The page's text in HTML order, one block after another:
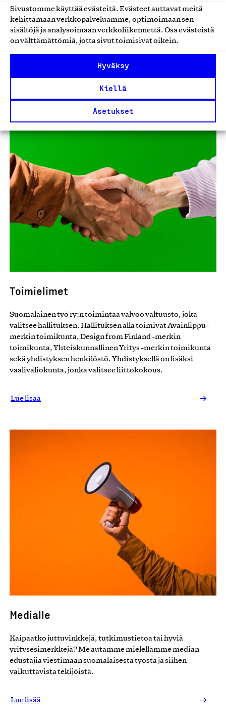
Sivustomme käyttää evästeitä. Evästeet auttavat meitä
kehittämään verkkopalveluamme, optimoimaan sen
sisältöjä ja analysoimaan verkkoliikennettä. Osa evästeistä
on välttämättömiä, jotta sivut toimisivat oikein.
Hyväksy
Kiellä
Asetukset
2022
2019
jäsenyritykset. Suodattamalla hakua merkin mukaan saat
myös listan kaikista yrityksistä, joille on myönnetty
Avainlipun, Design from Finland- tai Yhteiskunnallinen
Yritys -merkin käyttöoikeus.
Toimielimet
Suomalainen työ ry:n toimintaa valvoo valtuusto, joka
valitsee hallituksen. Hallituksen alla toimivat Avainlippu-
merkin toimikunta, Design from Finland -merkin
toimikunta, Yhteiskunnallinen Yritys -merkin toimikunta
sekä yhdistyksen henkilöstö. Yhdistyksellä on lisäksi
vaalivaliokunta, jonka valitsee liittokokous.
Lue lisää
Medialle
Kaipaatko juttuvinkkejä, tutkimustietoa tai hyviä
yritysesimerkkejä? Me autamme mielellämme median
edustajia viestimään suomalaisesta työstä ja siihen
vaikuttavista tekijöistä.
Lue lisää